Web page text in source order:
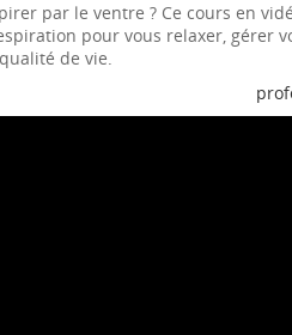
par le ventre ? Ce cours en
pour vous relaxer, gérer
de vie.